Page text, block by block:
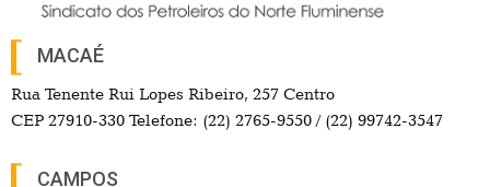
MACAÉ
Rua Tenente Rui Lopes Ribeiro, 257 Centro
CEP 27910-330 Telefone: (22) 2765-9550 / (22) 99742-3547
CAMPOS